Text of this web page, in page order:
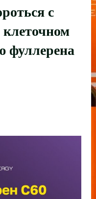
с
фуллерена